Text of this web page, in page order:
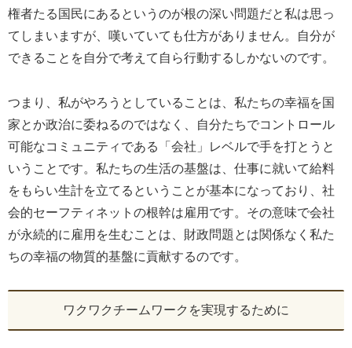
権者たる国民にあるというのが根の深い問題だと私は思っ
てしまいますが、嘆いていても仕方がありません。自分が
できることを自分で考えて自ら行動するしかないのです。
つまり、私がやろうとしていることは、私たちの幸福を国
家とか政治に委ねるのではなく、自分たちでコントロール
可能なコミュニティである「会社」レベルで手を打とうと
いうことです。私たちの生活の基盤は、仕事に就いて給料
をもらい生計を立てるということが基本になっており、社
会的セーフティネットの根幹は雇用です。その意味で会社
が永続的に雇用を生むことは、財政問題とは関係なく私た
ちの幸福の物質的基盤に貢献するのです。
ワクワクチームワークを実現するために